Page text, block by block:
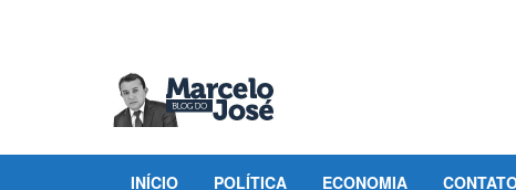
INÍCIO POLÍTICA ECONOMIA